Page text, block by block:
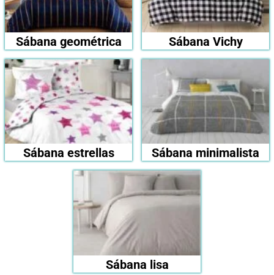
Sábana geométrica Sábana Vichy
Sábana estrellas Sábana minimalista
Sábana lisa